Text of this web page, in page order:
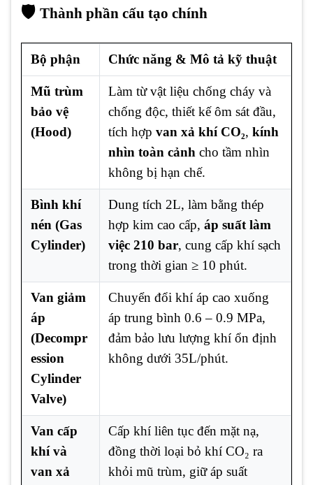
🛡️ Thành phần cấu tạo chính
Bộ phận Chức năng & Mô tả kỹ thuật
Mũ trùm
bảo vệ
(Hood)
Làm từ vật liệu chống cháy và
chống độc, thiết kế ôm sát đầu,
tích hợp van xả khí CO₂, kính
nhìn toàn cảnh cho tầm nhìn
không bị hạn chế.
Bình khí
nén (Gas
Cylinder)
Dung tích 2L, làm bằng thép
hợp kim cao cấp, áp suất làm
việc 210 bar, cung cấp khí sạch
trong thời gian ≥ 10 phút.
Van giảm
áp
(Decompr
ession
Cylinder
Valve)
Chuyển đổi khí áp cao xuống
áp trung bình 0.6 – 0.9 MPa,
đảm bảo lưu lượng khí ổn định
không dưới 35L/phút.
Van cấp
khí và
van xả
Cấp khí liên tục đến mặt nạ,
đồng thời loại bỏ khí CO₂ ra
khỏi mũ trùm, giữ áp suất